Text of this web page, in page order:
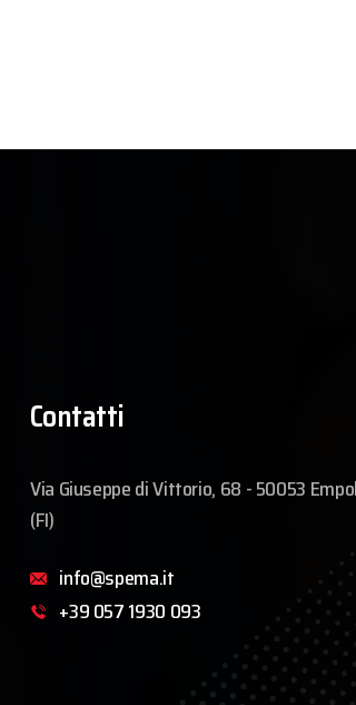
Contatti
Via Giuseppe di Vittorio, 68 - 50053
(FI)
info@spema.it
+39 057 1930 093